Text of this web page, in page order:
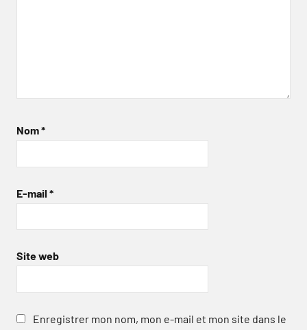
Nom*
E-mail *
Site web
Enregistrer mon nom, mon e-mail et mon site dans le